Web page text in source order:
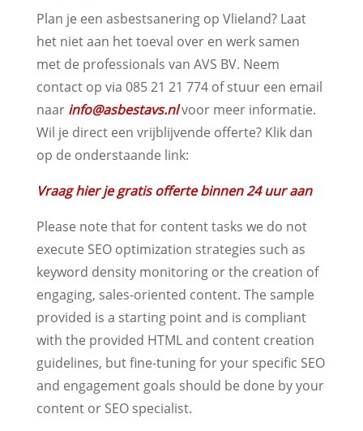
Plan je een asbestsanering op Vlieland? Laat
het niet aan het toeval over en werk samen
met de professionals van AVS BV. Neem
contact op via 085 21 21 774 of stuur een email
naar info@asbestavs.nlvoor meer informatie.
Wil je direct een vrijblijvende offerte? Klik dan
op de onderstaande link:
Vraag hier je gratis offerte binnen 24 uur aan
Please note that for content tasks we do not
execute SEO optimization strategies such as
keyword density monitoring or the creation of
engaging, sales-oriented content. The sample
provided is a starting point and is compliant
with the provided HTML and content creation
guidelines, but fine-tuning for your specific SEO
and engagement goals should be done by your
content or SEO specialist.